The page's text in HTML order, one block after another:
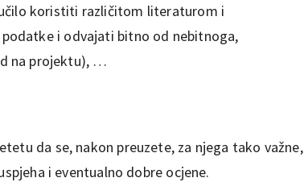
koristiti različitom literaturom i
i odvajati bitno od nebitnoga,
na projektu), …
da se, nakon preuzete, za njega tako važne,
i eventualno dobre ocjene.